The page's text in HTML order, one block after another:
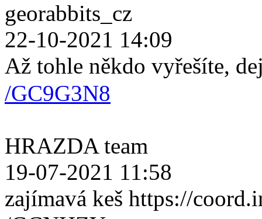
georabbits_cz
22-10-2021 14:09
Až tohle někdo vyřešíte,
/GC9G3N8
HRAZDA team
19-07-2021 11:58
zajímavá keš https://